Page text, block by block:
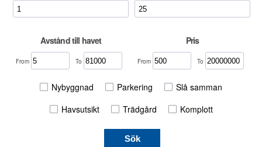
Avstånd till havet
From To
Pris
From To
Nybyggnad Parkering
Slå samman
Havsutsikt
Trädgård Komplott
Sök